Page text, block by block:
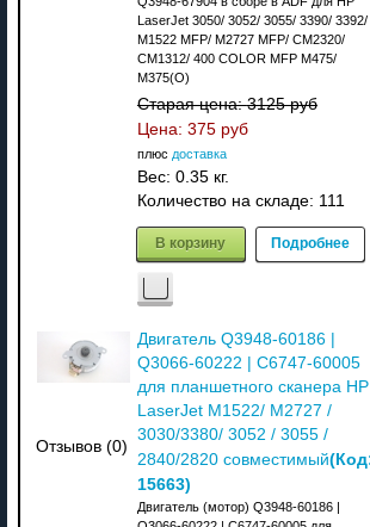
LaserJet 3050/ 3052/ 3055/ 3390/ 3392/
M1522 MFP/ M2727 MFP/ CM2320/
CM1312/ 400 COLOR MFP M475/
M375(O)
Старая цена:3125 руб
Цена: 375 руб
плюс доставка
Вес: 0.35 кг.
Количество на складе: 111
В корзину Подробнее
Отзывов (0)
Двигатель Q3948-60186 |
Q3066-60222 | C6747-60005
для планшетного сканера HP
LaserJet M1522/ M2727 /
3030/3380/ 3052 / 3055 /
2840/2820 совместимый
15663)
Двигатель (мотор) Q3948-60186 |